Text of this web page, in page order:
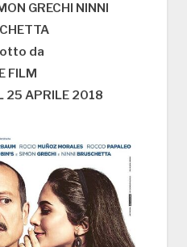
GRECHI NINNI
da
FILM
25 APRILE 2018